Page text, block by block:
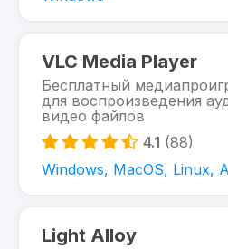
VLC Media Player
Бесплатный
для воспроизведения
видео файлов
4.1 (88)
Windows, MacOS, Linux,
Light Alloy